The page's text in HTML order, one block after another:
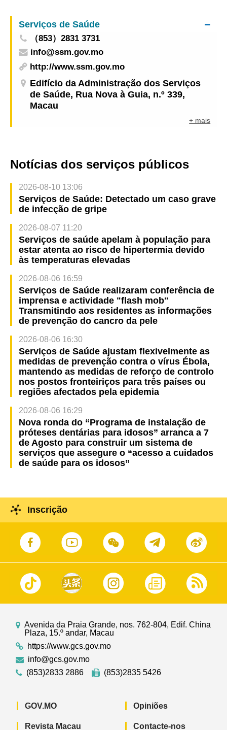
dos bilhetes de entrada nas piscinas às pessoas
portadoras de deficiência
Serviços de Saúde
（853）2831 3731
info@ssm.gov.mo
http://www.ssm.gov.mo
Edifício da Administração dos Serviços
de Saúde, Rua Nova à Guia, n.º 339,
Macau
+ mais
Notícias dos serviços públicos
2026-08-10 13:06
Serviços de Saúde: Detectado um caso grave
de infecção de gripe
2026-08-07 11:20
Serviços de saúde apelam à população para
estar atenta ao risco de hipertermia devido
às temperaturas elevadas
2026-08-06 16:59
Serviços de Saúde realizaram conferência de
imprensa e actividade "flash mob"
Transmitindo aos residentes as informações
de prevenção do cancro da pele
2026-08-06 16:30
Serviços de Saúde ajustam flexivelmente as
medidas de prevenção contra o vírus Ébola,
mantendo as medidas de reforço de controlo
nos postos fronteiriços para três países ou
regiões afectados pela epidemia
2026-08-06 16:29
Nova ronda do “Programa de instalação de
próteses dentárias para idosos” arranca a 7
de Agosto para construir um sistema de
serviços que assegure o “acesso a cuidados
de saúde para os idosos”
Inscrição
Avenida da Praia Grande, nos. 762-804, Edif. China
Plaza, 15.º andar, Macau
https://www.gcs.gov.mo
info@gcs.gov.mo
(853)2833 2886
(853)2835 5426
GOV.MO
Revista Macau
Opiniões
Contacte-nos